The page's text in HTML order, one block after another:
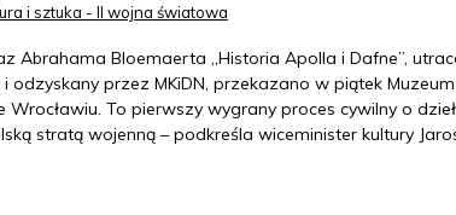
i sztuka - II wojna światowa
Abrahama Bloemaerta „Historia Apolla i Dafne”,
odzyskany przez MKiDN, przekazano w piątek Muzeum
To pierwszy wygrany proces cywilny o
stratą wojenną – podkreśla wiceminister kultury